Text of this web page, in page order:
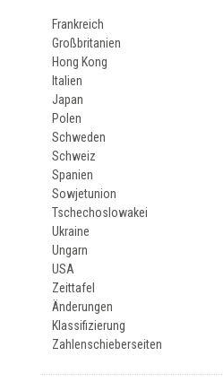
Frankreich
Großbritanien
Hong Kong
Italien
Japan
Polen
Schweden
Schweiz
Spanien
Sowjetunion
Tschechoslowakei
Ukraine
Ungarn
USA
Zeittafel
Änderungen
Klassifizierung
Zahlenschieberseiten